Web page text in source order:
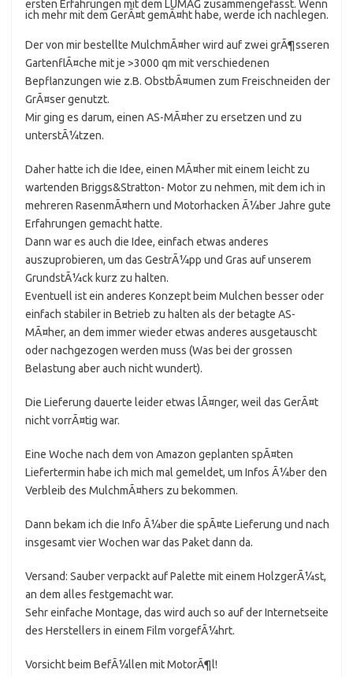
ersten Erfahrungen mit dem LUMAG zusammengefasst. Wenn
ich mehr mit dem GerÃ¤t gemÃ¤ht habe, werde ich nachlegen.
Der von mir bestellte MulchmÃ¤her wird auf zwei grÃ¶sseren
GartenflÃ¤che mit je >3000 qm mit verschiedenen
Bepflanzungen wie z.B. ObstbÃ¤umen zum Freischneiden der
GrÃ¤ser genutzt.
Mir ging es darum, einen AS-MÃ¤her zu ersetzen und zu
unterstÃ¼tzen.
Daher hatte ich die Idee, einen MÃ¤her mit einem leicht zu
wartenden Briggs&Stratton- Motor zu nehmen, mit dem ich in
mehreren RasenmÃ¤hern und Motorhacken Ã¼ber Jahre gute
Erfahrungen gemacht hatte.
Dann war es auch die Idee, einfach etwas anderes
auszuprobieren, um das GestrÃ¼pp und Gras auf unserem
GrundstÃ¼ck kurz zu halten.
Eventuell ist ein anderes Konzept beim Mulchen besser oder
einfach stabiler in Betrieb zu halten als der betagte AS-
MÃ¤her, an dem immer wieder etwas anderes ausgetauscht
oder nachgezogen werden muss (Was bei der grossen
Belastung aber auch nicht wundert).
Die Lieferung dauerte leider etwas lÃ¤nger, weil das GerÃ¤t
nicht vorrÃ¤tig war.
Eine Woche nach dem von Amazon geplanten spÃ¤ten
Liefertermin habe ich mich mal gemeldet, um Infos Ã¼ber den
Verbleib des MulchmÃ¤hers zu bekommen.
Dann bekam ich die Info Ã¼ber die spÃ¤te Lieferung und nach
insgesamt vier Wochen war das Paket dann da.
Versand: Sauber verpackt auf Palette mit einem HolzgerÃ¼st,
an dem alles festgemacht war.
Sehr einfache Montage, das wird auch so auf der Internetseite
des Herstellers in einem Film vorgefÃ¼hrt.
Vorsicht beim BefÃ¼llen mit MotorÃ¶l!